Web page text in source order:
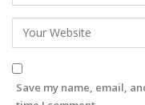
Save my name, email,